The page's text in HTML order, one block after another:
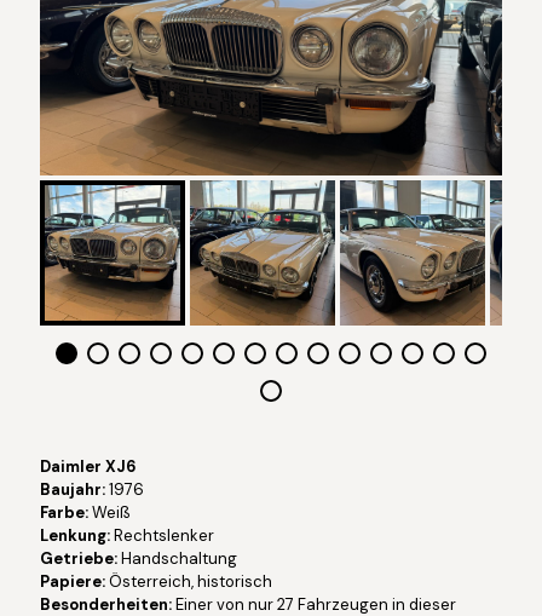
Daimler XJ6
Baujahr:1976
Farbe:Weiß
Lenkung:Rechtslenker
Getriebe:Handschaltung
Papiere:Österreich, historisch
Besonderheiten:Einer von nur 27 Fahrzeugen in dieser